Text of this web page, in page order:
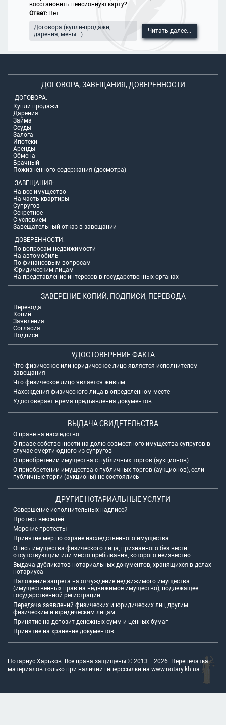
восстановить пенсионную карту?
Ответ: Нет.
Договора (купли-продажи,
дарения, мены...)
Читать далее...
ДОГОВОРА, ЗАВЕЩАНИЯ, ДОВЕРЕННОСТИ
ДОГОВОРА:
Купли продажи
Дарения
Займа
Ссуды
Залога
Ипотеки
Аренды
Обмена
Брачный
Пожизненного содержания (досмотра)
ЗАВЕЩАНИЯ:
На все имущество
На часть квартиры
Супругов
Секретное
С условием
Завещательный отказ в завещании
ДОВЕРЕННОСТИ:
По вопросам недвижимости
На автомобиль
По финансовым вопросам
Юридическим лицам
На представление интересов в государственных органах
ЗАВЕРЕНИЕ КОПИЙ, ПОДПИСИ, ПЕРЕВОДА
Перевода
Копий
Заявления
Согласия
Подписи
УДОСТОВЕРЕНИЕ ФАКТА
Что физическое или юридическое лицо является исполнителем
завещания
Что физическое лицо является живым
Нахождения физического лица в определенном месте
Удостоверяет время предъявления документов
ВЫДАЧА СВИДЕТЕЛЬСТВА
О праве на наследство
О праве собственности на долю совместного имущества супругов в
случае смерти одного из супругов
О приобретении имущества с публичных торгов (аукционов)
О приобретении имущества с публичных торгов (аукционов), если
публичные торги (аукционы) не состоялись
ДРУГИЕ НОТАРИАЛЬНЫЕ УСЛУГИ
Совершение исполнительных надписей
Протест векселей
Морские протесты
Принятие мер по охране наследственного имущества
Опись имущества физического лица, признанного без вести
отсутствующим или место пребывания, которого неизвестно
Выдача дубликатов нотариальных документов, хранящихся в делах
нотариуса
Наложение запрета на отчуждение недвижимого имущества
(имущественных прав на недвижимое имущество), подлежащее
государственной регистрации
Передача заявлений физических и юридических лиц другим
физическим и юридическим лицам
Принятие на депозит денежных сумм и ценных бумаг
Принятие на хранение документов
Нотариус Харьков. Все права защищены © 2013 – 2026. Перепечатка
материалов только при наличии гиперссылки на www.notary.kh.ua